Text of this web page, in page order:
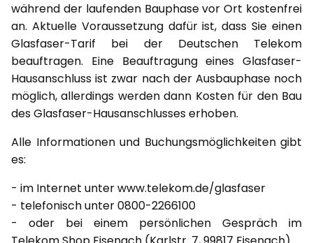
während der laufenden Bauphase vor Ort kostenfrei
an. Aktuelle Voraussetzung dafür ist, dass Sie einen
Glasfaser-Tarif bei der Deutschen Telekom
beauftragen. Eine Beauftragung eines Glasfaser-
Hausanschluss ist zwar nach der Ausbauphase noch
möglich, allerdings werden dann Kosten für den Bau
des Glasfaser-Hausanschlusses erhoben.
Alle Informationen und Buchungsmöglichkeiten gibt
es:
- im Internet unter www.telekom.de/glasfaser
- telefonisch unter 0800-2266100
- oder bei einem persönlichen Gespräch im